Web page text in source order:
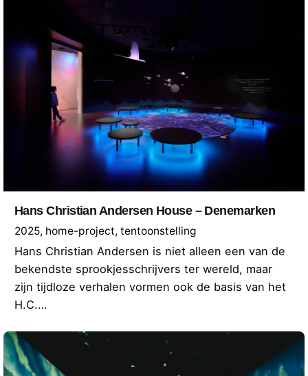
Hans Christian Andersen House – Denemarken
2025 home-project tentoonstelling
Hans Christian Andersen is niet alleen een van de
bekendste sprookjesschrijvers ter wereld, maar
zijn tijdloze verhalen vormen ook de basis van het
H.C.…